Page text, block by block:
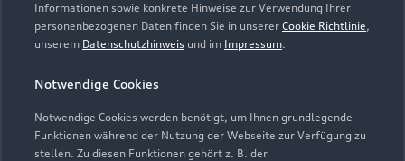
Informationen sowie konkrete Hinweise zur Verwendung Ihrer
personenbezogenen Daten finden Sie in unserer Cookie Richtlinie,
unserem Datenschutzhinweis und im Impressum.
Notwendige Cookies
Notwendige Cookies werden benötigt, um Ihnen grundlegende
Funktionen während der Nutzung der Webseite zur Verfügung zu
stellen. Zu diesen Funktionen gehört z. B. der
Service
Geschlossen,öffnet amMontag 07:00
Teile- & Zubehörverkauf
Geschlossen,öffnet am Montag 07:30